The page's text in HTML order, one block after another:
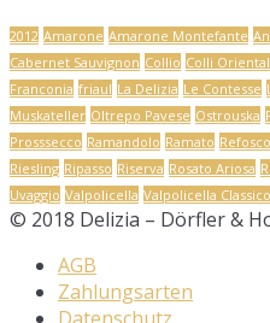
2012 Amarone Amarone Montefante
Cabernet Sauvignon Collio Colli
Franconia friaul La Delizia Le Contesse
Muskateller Oltrepo Pavese Ostrouska
Prosssecco Ramandolo Ramato Refosco
Riesling Ripasso Riserva Rosato Ariosa
Uvaggio Valpolicella Valpolicella
© 2018 Delizia – Dörfler &
AGB
Zahlungsarten
Datenschutz